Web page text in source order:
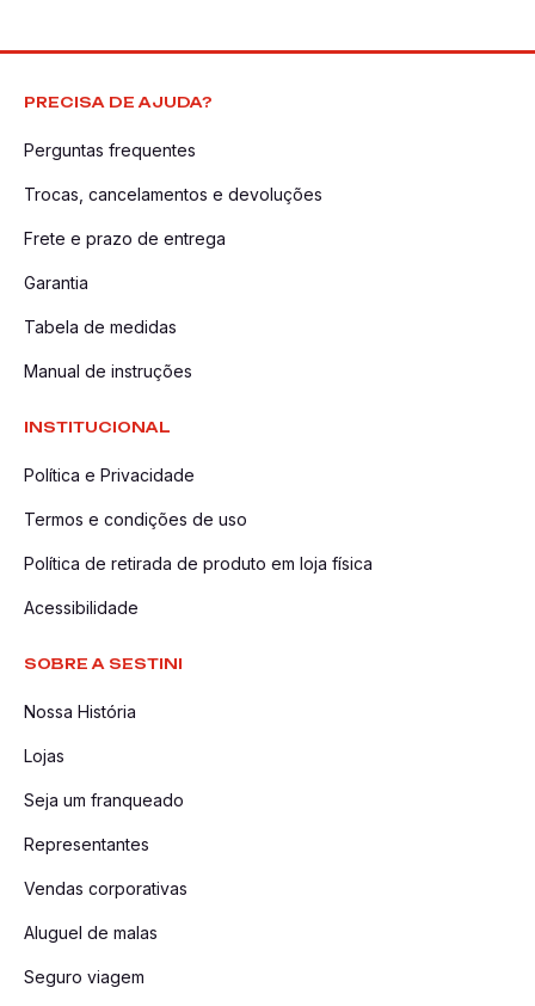
PRECISA DE AJUDA?
Perguntas frequentes
Trocas, cancelamentos e devoluções
Frete e prazo de entrega
Garantia
Tabela de medidas
Manual de instruções
INSTITUCIONAL
Política e Privacidade
Termos e condições de uso
Política de retirada de produto em loja física
Acessibilidade
SOBRE A SESTINI
Nossa História
Lojas
Seja um franqueado
Representantes
Vendas corporativas
Aluguel de malas
Seguro viagem